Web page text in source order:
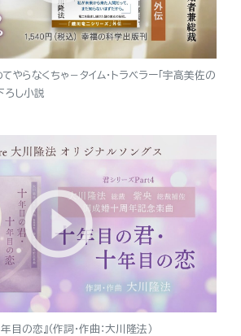
やらなくちゃ－タイム・トラベラー「宇高美佐の
ろし小説
目の恋』（作詞・作曲：大川隆法）